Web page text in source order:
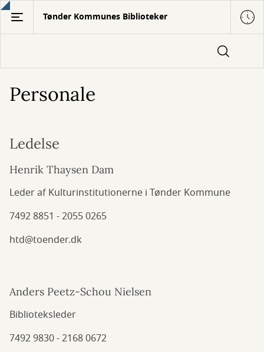
Gå
hovedindhold
Tønder Kommunes Biblioteker
Personale
Ledelse
Henrik Thaysen Dam
Leder af Kulturinstitutionerne i Tønder Kommune
7492 8851 - 2055 0265
htd@toender.dk
Anders Peetz-Schou Nielsen
Biblioteksleder
7492 9830 - 2168 0672